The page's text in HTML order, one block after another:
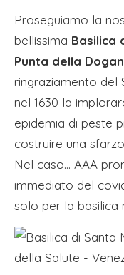
Proseguiamo la
bellissima Basilica
Punta della
ringraziamento del
nel 1630 la
epidemia di peste
costruire una
Nel caso… AAA
immediato del
solo per la basilica